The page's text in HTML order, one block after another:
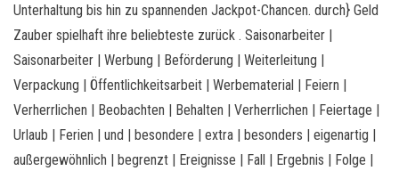
Unterhaltung bis hin zu spannenden Jackpot-Chancen. durch} Geld
Zauber spielhaft ihre beliebteste zurück . Saisonarbeiter |
Saisonarbeiter | Werbung | Beförderung | Weiterleitung |
Verpackung | Öffentlichkeitsarbeit | Werbematerial | Feiern |
Verherrlichen | Beobachten | Behalten | Verherrlichen | Feiertage |
Urlaub | Ferien | und | besondere | extra | besonders | eigenartig |
außergewöhnlich | begrenzt | Ereignisse | Fall | Ergebnis | Folge |